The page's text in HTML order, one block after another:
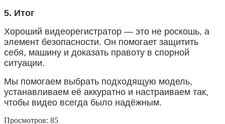
5. Итог
Хороший видеорегистратор — это не роскошь, а
элемент безопасности. Он помогает защитить
себя, машину и доказать правоту в спорной
ситуации.
Мы помогаем выбрать подходящую модель,
устанавливаем её аккуратно и настраиваем так,
чтобы видео всегда было надёжным.
Просмотров: 85